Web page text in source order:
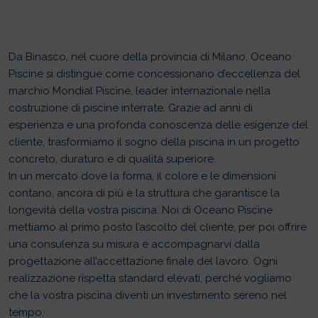
Da Binasco, nel cuore della provincia di Milano, Oceano
Piscine si distingue come concessionario d’eccellenza del
marchio Mondial Piscine, leader internazionale nella
costruzione di piscine interrate. Grazie ad anni di
esperienza e una profonda conoscenza delle esigenze del
cliente, trasformiamo il sogno della piscina in un progetto
concreto, duraturo e di qualità superiore.
In un mercato dove la forma, il colore e le dimensioni
contano, ancora di più è la struttura che garantisce la
longevità della vostra piscina. Noi di Oceano Piscine
mettiamo al primo posto l’ascolto del cliente, per poi offrire
una consulenza su misura e accompagnarvi dalla
progettazione all’accettazione finale del lavoro. Ogni
realizzazione rispetta standard elevati, perché vogliamo
che la vostra piscina diventi un investimento sereno nel
tempo.